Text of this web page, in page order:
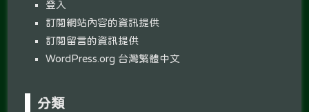
登入
訂閱網站內容的資訊提供
訂閱留言的資訊提供
WordPress.org 台灣繁體中文
分類